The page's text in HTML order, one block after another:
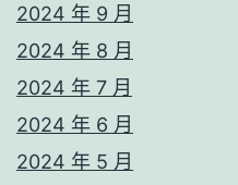
2024 年 9 月
2024 年 8 月
2024 年 7 月
2024 年 6 月
2024 年 5 月